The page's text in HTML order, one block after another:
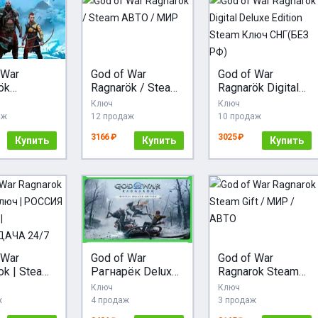
Купить
God of War
Ragnarök / Steam
АВТО / МИР
Ключ
12 продаж
3166 ₽ Купить
God of War
Ragnarök Digital
Deluxe Edition
Steam Ключ
СНГ(БЕЗ РФ)
Ключ
10 продаж
3025 ₽ Купить
| Steam
|
God of War
Рагнарёк Deluxe
Edition / STEAM
КЛЮЧ (без РФ)
Ключ
4 продаж
God of War
Ragnarok Steam
Gift / МИР /
АВТО
Ключ
3 продаж